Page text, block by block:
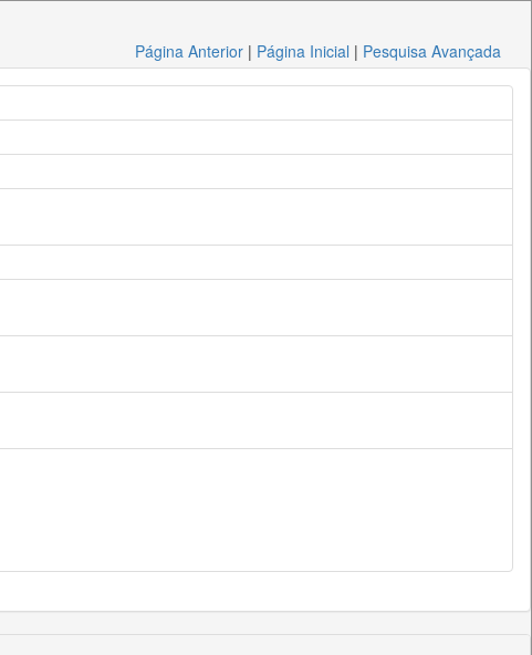
Página Anterior | Página Inicial | Pesquisa Avançada